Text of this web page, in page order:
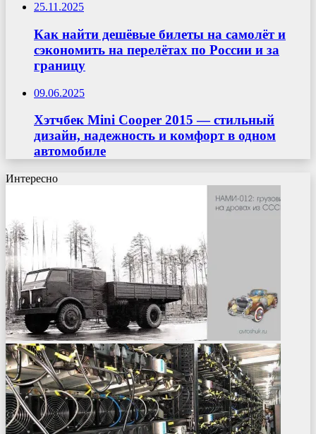
25.11.2025
Как найти дешёвые билеты на самолёт и
сэкономить на перелётах по России и за
границу
09.06.2025
Хэтчбек Mini Cooper 2015 — стильный
дизайн, надежность и комфорт в одном
автомобиле
Интересно